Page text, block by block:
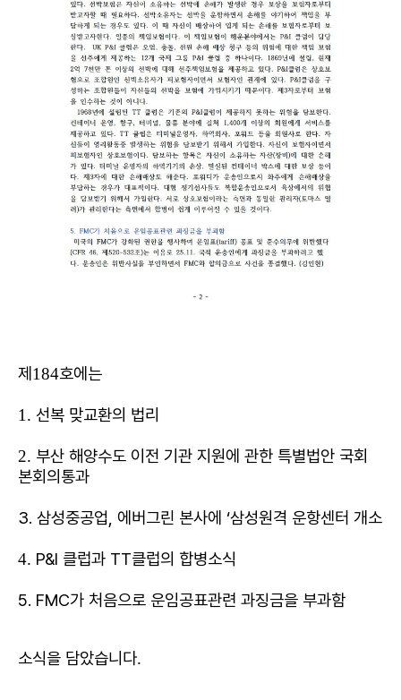
제184호에는
1. 선복 맞교환의 법리
2. 부산 해양수도 이전 기관 지원에 관한 특별법안 국회
본회의통과
3. 삼성중공업, 에버그린 본사에 ‘삼성원격 운항센터 개소
4. P&I 클럽과 TT클럽의 합병소식
5. FMC가 처음으로 운임공표관련 과징금을 부과함
소식을 담았습니다.